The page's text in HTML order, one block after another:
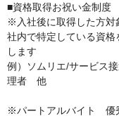
■資格取得お祝い金制度
※入社後に取得した方対
社内で特定している資
します
例）ソムリエ/サービス
理者　他
※パートアルバイト　優